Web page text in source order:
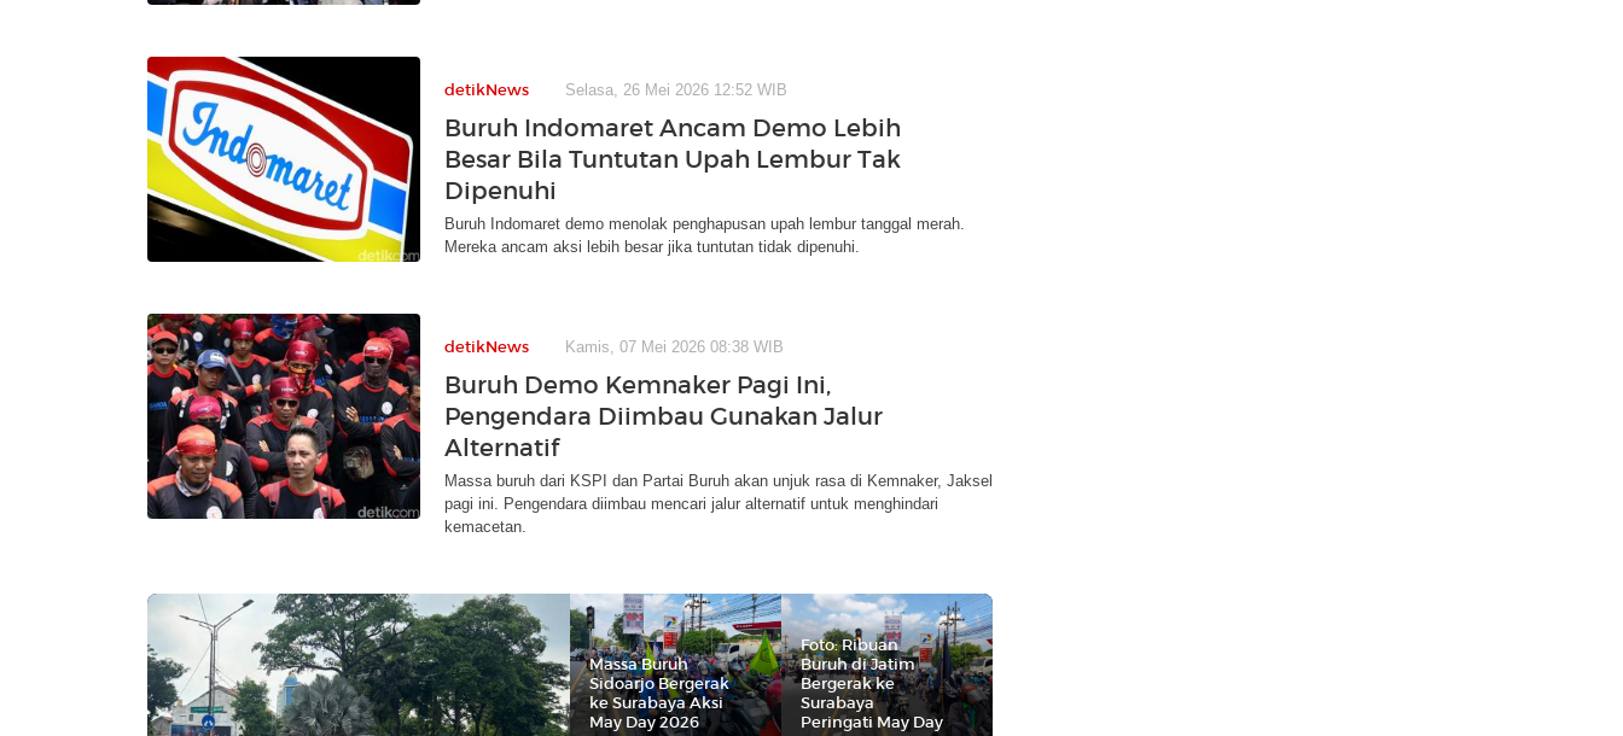
detikNews Selasa, 26 Mei 2026 12:52 WIB
Buruh Indomaret Ancam Demo Lebih
Besar Bila Tuntutan Upah Lembur Tak
Dipenuhi
Buruh Indomaret demo menolak penghapusan upah lembur tanggal merah.
Mereka ancam aksi lebih besar jika tuntutan tidak dipenuhi.
detikNews Kamis, 07 Mei 2026 08:38 WIB
Buruh Demo Kemnaker Pagi Ini,
Pengendara Diimbau Gunakan Jalur
Alternatif
Massa buruh dari KSPI dan Partai Buruh akan unjuk rasa di Kemnaker, Jaksel
pagi ini. Pengendara diimbau mencari jalur alternatif untuk menghindari
kemacetan.
Massa Buruh
Sidoarjo Bergerak
ke Surabaya Aksi
May Day 2026
Foto: Ribuan
Buruh di Jatim
Bergerak ke
Surabaya
Peringati May Day